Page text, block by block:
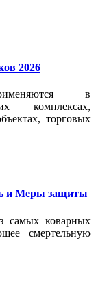
2026
в
комплексах,
торговых
и Меры защиты
самых коварных
смертельную